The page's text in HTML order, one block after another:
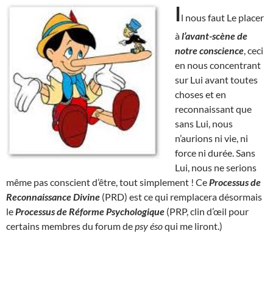
Il nous faut Le placer
àl’avant-scène de
notre conscience , ceci
en nous concentrant
sur Lui avant toutes
choses et en
reconnaissant que
sans Lui, nous
n’aurions ni vie, ni
force ni durée. Sans
Lui, nous ne serions
même pas conscient d’être, tout simplement ! Ce Processus de
Reconnaissance Divine (PRD) est ce qui remplacera désormais
le Processus de Réforme Psychologique (PRP, clin d’œil pour
certains membres du forum depsy ésoqui me liront.)